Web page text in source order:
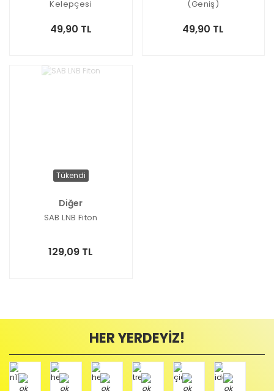
Kelepçesi
49,90 TL
(Geniş)
49,90 TL
Tükendi
Diğer
SAB LNB Fiton
129,09 TL
HER YERDEYİZ!